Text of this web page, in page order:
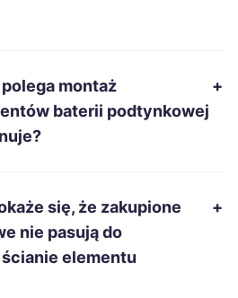
REGION
montaż
baterii podtynkowej
+
się, że zakupione
nie pasują do
elementu
+